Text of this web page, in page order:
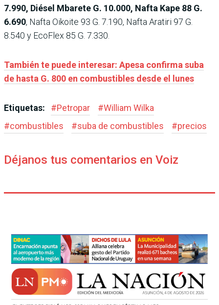
7.990, Diésel Mbarete G. 10.000, Nafta Kape 88 G.
6.690, Nafta Oikoite 93 G. 7.190, Nafta Aratiri 97 G.
8.540 y EcoFlex 85 G. 7.330.
También te puede interesar: Apesa confirma suba
de hasta G. 800 en combustibles desde el lunes
Etiquetas: #Petropar #William Wilka
#combustibles #suba de combustibles #precios
Déjanos tus comentarios en Voiz